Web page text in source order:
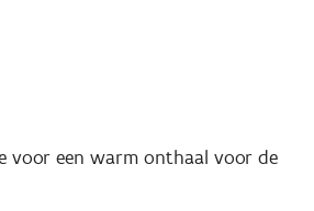
voor een warm onthaal voor de